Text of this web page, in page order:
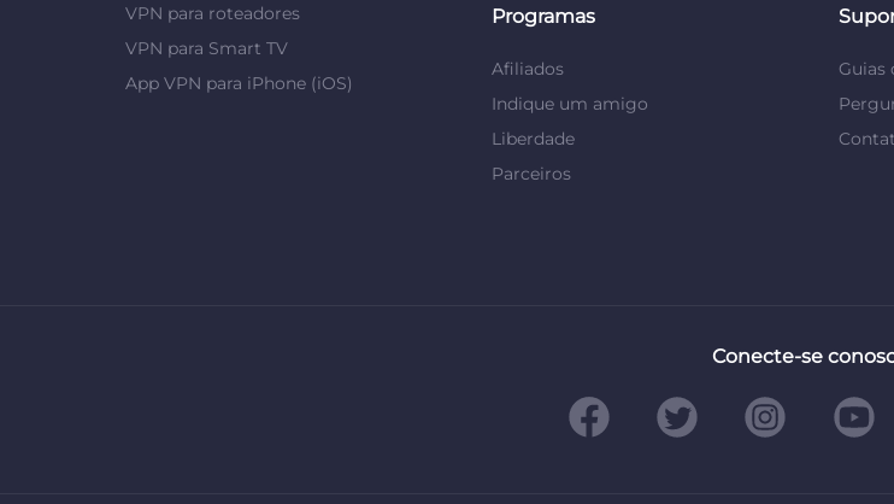
VPN para roteadores
VPN para Smart TV
App VPN para iPhone (iOS)
Programas
Afiliados
Indique um amigo
Liberdade
Parceiros
Guias
Conecte-se